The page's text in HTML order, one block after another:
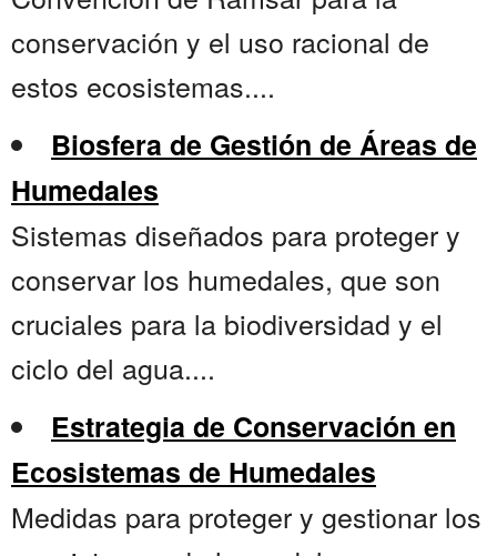
conservación y el uso racional de
estos ecosistemas....
Biosfera de Gestión de Áreas de
Humedales
Sistemas diseñados para proteger y
conservar los humedales, que son
cruciales para la biodiversidad y el
ciclo del agua....
Estrategia de Conservación en
Ecosistemas de Humedales
Medidas para proteger y gestionar los